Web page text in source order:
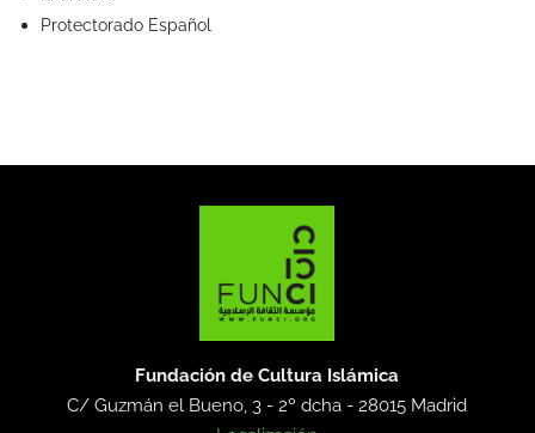
Protectorado Español
Fundación de Cultura Islámica
C/ Guzmán el Bueno, 3 - 2º dcha -28015 Madrid